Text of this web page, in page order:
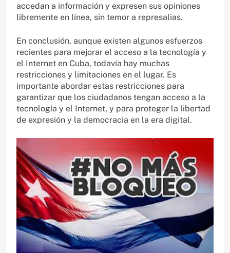
accedan a información y expresen sus opiniones
libremente en línea, sin temor a represalias.
En conclusión, aunque existen algunos esfuerzos
recientes para mejorar el acceso a la tecnología y
el Internet en Cuba, todavía hay muchas
restricciones y limitaciones en el lugar. Es
importante abordar estas restricciones para
garantizar que los ciudadanos tengan acceso a la
tecnología y el Internet, y para proteger la libertad
de expresión y la democracia en la era digital.